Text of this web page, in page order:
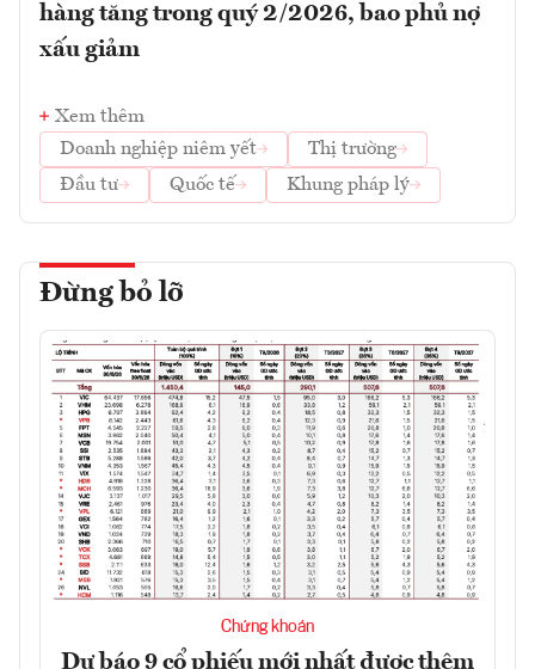
hàng tăng trong quý 2/2026, bao phủ nợ
xấu giảm
Xem thêm
Doanh nghiệp niêm yết
Thị trường
Đầu tư
Quốc tế Khung pháp lý
Đừng bỏ lỡ
Chứng khoán
Dự báo 9 cổ phiếu mới nhất được thêm